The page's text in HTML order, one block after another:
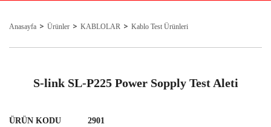
Anasayfa Ürünler KABLOLAR Kablo Test Ürünleri
S-link SL-P225 Power Sopply Test Aleti
ÜRÜN KODU 2901